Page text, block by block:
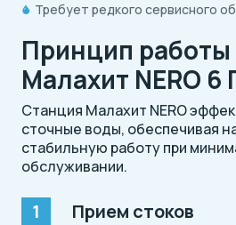
Требует редкого сервисного
Принцип работы
Малахит NERO 6
Станция Малахит NERO
сточные воды, обеспечивая
стабильную работу при
обслуживании.
Прием стоков